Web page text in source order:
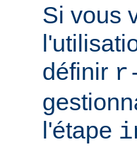
Si vous
définir
l'étape